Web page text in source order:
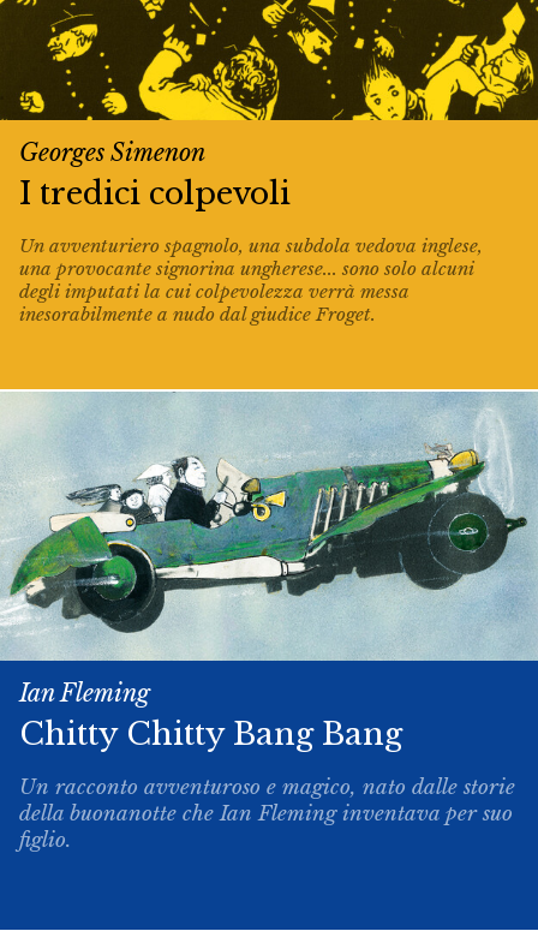
Georges Simenon
I tredici colpevoli
Un avventuriero spagnolo, una subdola vedova inglese,
una provocante signorina ungherese... sono solo alcuni
degli imputati la cui colpevolezza verrà messa
inesorabilmente a nudo dal giudice Froget.
Ian Fleming
Chitty­ Chitty ­Bang ­Bang
Un racconto avventuroso e magico, nato dalle storie
della buonanotte che Ian Fleming inventava per suo
figlio.